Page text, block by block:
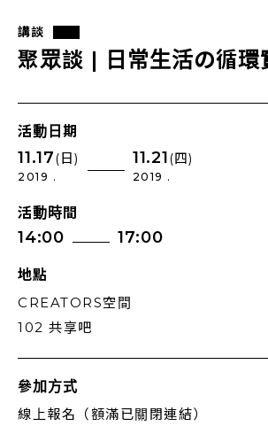
講談
聚眾談 | 日常生活の循環
活動日期
11.17(日)
2019 .
11.21(四)
2019 .
活動時間
14:00 17:00
地點
CREATORS空間
102 共享吧
參加方式
線上報名（額滿已關閉連結）